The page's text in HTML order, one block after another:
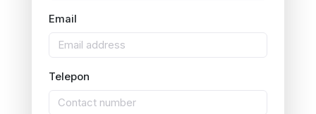
Email
Telepon